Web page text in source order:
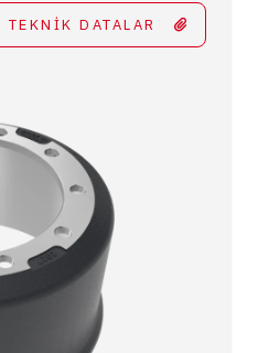
TEKNİK DATALAR